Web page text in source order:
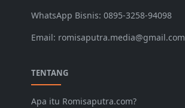
WhatsApp Bisnis: 0895-3258-94098
Email: romisaputra.media@gmail.com
TENTANG
Apa itu Romisaputra.com?